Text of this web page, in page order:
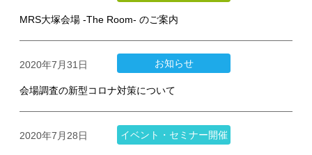
MRS大塚会場 -The Room- のご案内
2020年7月31日 お知らせ
会場調査の新型コロナ対策について
2020年7月28日 イベント・セミナー開催